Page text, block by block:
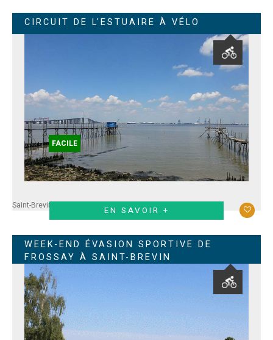
CIRCUIT DE L'ESTUAIRE À VÉLO
EN SAVOIR +
Saint-Brevin
FACILE
WEEK-END ÉVASION SPORTIVE DE
FROSSAY À SAINT-BREVIN